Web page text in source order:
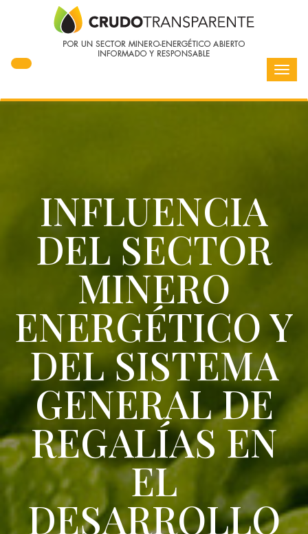
INFLUENCIA
DEL SECTOR
MINERO
ENERGÉTICO Y
DEL SISTEMA
GENERAL DE
REGALÍAS EN
EL
DESARROLLO